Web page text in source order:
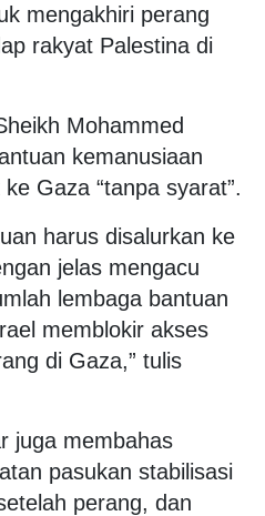
mengakhiri perang
rakyat Palestina di
Mohammed
kemanusiaan
Gaza “tanpa syarat”.
harus disalurkan ke
jelas mengacu
lembaga bantuan
memblokir akses
di Gaza,” tulis
juga membahas
pasukan stabilisasi
perang, dan